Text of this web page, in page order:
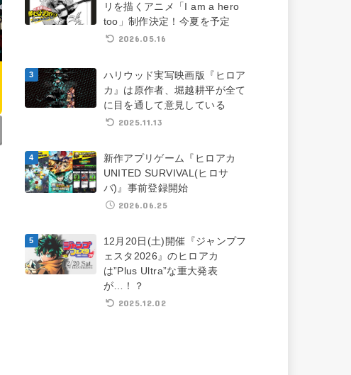
リを描くアニメ「I am a hero
too」制作決定！今夏を予定
2026.05.16
ハリウッド実写映画版『ヒロア
カ』は原作者、堀越耕平が全て
に目を通して意見している
2025.11.13
新作アプリゲーム『ヒロアカ
UNITED SURVIVAL(ヒロサ
バ)』事前登録開始
2026.06.25
12月20日(土)開催『ジャンプフ
ェスタ2026』のヒロアカ
は”Plus Ultra”な重大発表
が…！？
2025.12.02